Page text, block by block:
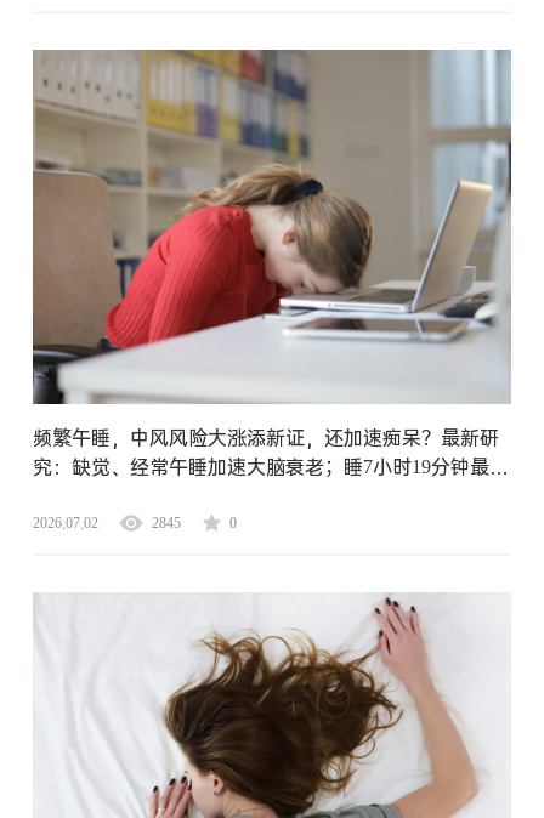
频繁午睡，中风风险大涨添新证，还加速痴呆？最新研
究：缺觉、经常午睡加速大脑衰老；睡7小时19分钟最有
2026.07.02 2845 0